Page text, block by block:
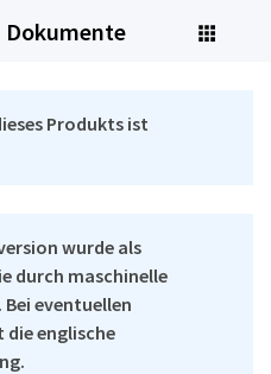
Dokumente
Produkts ist
wurde als
durch maschinelle
eventuellen
englische